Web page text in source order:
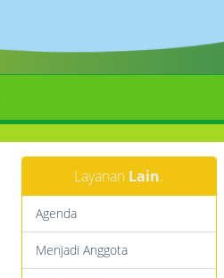
Layanan Lain.
Agenda
Menjadi Anggota